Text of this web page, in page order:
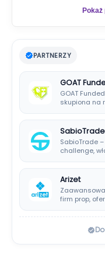
PARTNERZY
GOAT
GOAT
skupiona na
SabioTrade
SabioTrade
challenge,
Arizet
firm prop,